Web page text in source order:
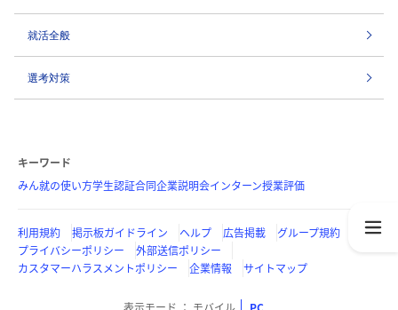
就活全般
選考対策
キーワード
みん就の使い方学生認証合同企業説明会インターン授業評価
利用規約 掲示板ガイドライン ヘルプ 広告掲載
グループ規約
プライバシーポリシー
外部送信ポリシー
カスタマーハラスメントポリシー
企業情報 サイトマップ